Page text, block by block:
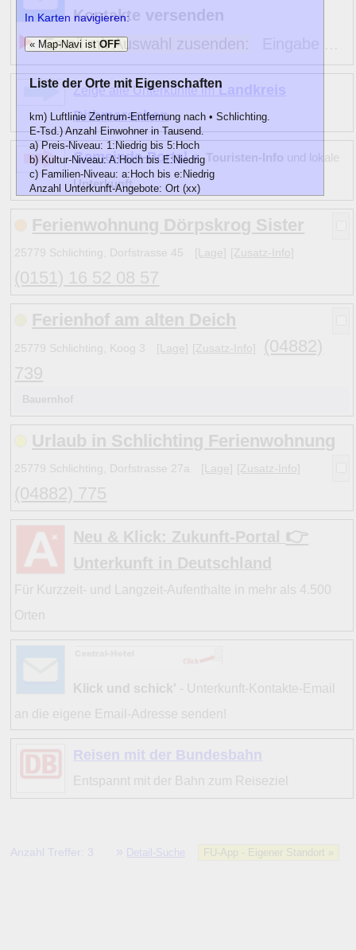
Kontakte versenden
Email mit Auswahl zusenden:
Zeige alle Unterkünfte im Landkreis
Dithmarschen
Gemeinde-Portal » Touristen-Info und lokale
Unterkunft
Ferienwohnung Dörpskrog Sister
25779 Schlichting, Dorfstrasse 45 [Lage] [Zusatz-Info]
(0151) 16 52 08 57
Ferienhof am alten Deich
25779 Schlichting, Koog 3 [Lage] [Zusatz-Info]
(04882)
739
Bauernhof
Urlaub in Schlichting Ferienwohnung
25779 Schlichting, Dorfstrasse 27a [Lage] [Zusatz-Info]
(04882) 775
Neu & Klick: Zukunft-Portal 👉
Unterkunft in Deutschland
Für Kurzzeit- und Langzeit-Aufenthalte in mehr als 4.500
Orten
Klick und schick' - Unterkunft-Kontakte-Email
an die eigene Email-Adresse senden!
Reisen mit der Bundesbahn
Entspannt mit der Bahn zum Reiseziel
Anzahl Treffer: 3 » Detail-Suche FU-App - Eigener Standort »
In Karten navigieren:
« Map-Navi istOFF
Liste der Orte mit Eigenschaften
km) Luftlinie Zentrum-Entfernung nach • Schlichting.
E-Tsd.) Anzahl Einwohner in Tausend.
a) Preis-Niveau: 1:Niedrig bis 5:Hoch
b) Kultur-Niveau: A:Hoch bis E:Niedrig
c) Familien-Niveau: a:Hoch bis e:Niedrig
Anzahl Unterkunft-Angebote: Ort (xx)
km E-Tsd. abc)
Name
7
2 2D c Friedrichstadt (6)
9 1 5 D d Hennstedt (Dithmarschen)
7 1 3B a Lehe (Dithmarschen)
5 1 5 E e Lunden (1)
11 1 2C a Oldenswort (5)
12 1 Ca Schwabstedt (3)
Hinweise:
zu b) Kulturelles und touristisches Niveau eines Ortes
zu c) Das Familien-Niveau ergibt sich aus kind- und
und Unterkunft-Angeboten am Gast-Ort.
Alle Bewertungen haben die aktuell verfügbaren Daten
Bewertungen zurzeit noch ohne Lage-Bewertung.